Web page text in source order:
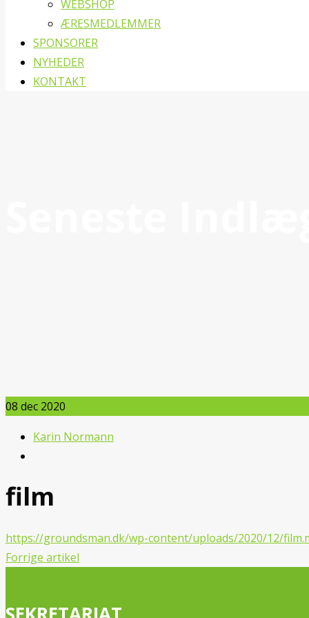
WEBSHOP
ÆRESMEDLEMMER
SPONSORER
NYHEDER
KONTAKT
08 dec 2020
Karin Normann
film
https://groundsman.dk/wp-content/uploads/2020/12/
Forrige artikel